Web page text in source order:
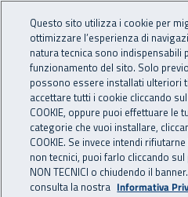
INAIL -
Navigazione
Navigazione - Ti trovi in:
Home Inail comunica Multimedia
Webinar -
Questo sito utilizza i cookie per
ottimizzare l’esperienza di
natura tecnica sono
funzionamento del sito. Solo
possono essere installati ulteriori
accettare tutti i cookie cliccando sul
COOKIE, oppure puoi effettuare le
categorie che vuoi installare,
COOKIE. Se invece intendi
non tecnici, puoi farlo cliccando sul
NON TECNICI o chiudendo il
consulta la nostra Informativa